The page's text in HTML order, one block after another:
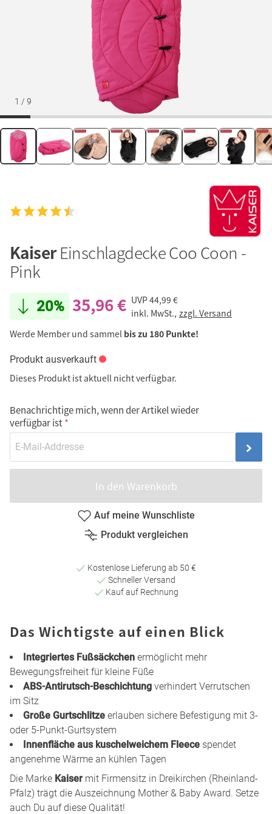
1 / 9
KaiserEinschlagdecke Coo Coon -
Pink
20% 35,96 € UVP44,99 €
inkl. MwSt., zzgl. Versand
Werde Member und sammel bis zu 180 Punkte!
Produkt ausverkauft
Dieses Produkt ist aktuell nicht verfügbar.
Benachrichtige mich, wenn der Artikel wieder
verfügbar ist
In den Warenkorb
Auf meine Wunschliste
Produkt vergleichen
Kostenlose Lieferung ab 50 €
Schneller Versand
Kauf auf Rechnung
Das Wichtigste auf einen Blick
Integriertes Fußsäckchen ermöglicht mehr
Bewegungsfreiheit für kleine Füße
ABS-Antirutsch-Beschichtung verhindert Verrutschen
im Sitz
Große Gurtschlitze erlauben sichere Befestigung mit 3-
oder 5-Punkt-Gurtsystem
Innenfläche aus kuschelweichem Fleece spendet
angenehme Wärme an kühlen Tagen
Die Marke Kaiser mit Firmensitz in Dreikirchen (Rheinland-
Pfalz) trägt die Auszeichnung Mother & Baby Award. Setze
auch Du auf diese Qualität!